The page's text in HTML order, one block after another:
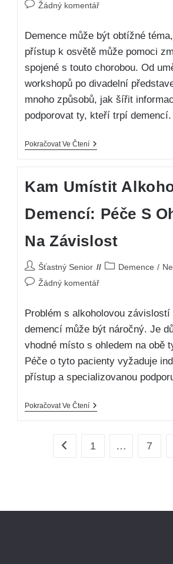
Žádný komentář
Demence může být obtížné
přístup k osvětě může pomoci
spojené s touto chorobou. Od
workshopů po divadelní
mnoho způsobů, jak šířit
podporovat ty, kteří trpí demencí.
Pokračovat Ve Čtení
Kam Umístit
Demencí: Péče S
Na Závislost
Šťastný Senior Demence /
Žádný komentář
Problém s alkoholovou závislostí
demencí může být náročný. Je
vhodné místo s ohledem na obě
Péče o tyto pacienty vyžaduje
přístup a specializovanou
Pokračovat Ve Čtení
1 … 7